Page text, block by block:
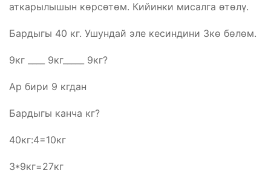
аткарылышын көрсөтөм. Кийинки мисалга өтөлү.
Бардыгы 40 кг. Ушундай эле кесиндини 3кө бөлөм.
9кг ____ 9кг_____ 9кг?
Ар бири 9 кгдан
Бардыгы канча кг?
40кг:4=10кг
3*9кг=27кг